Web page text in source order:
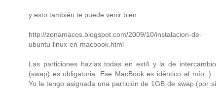
y esto también te puede venir bien:
http://zonamacos.blogspot.com/2009/10/instalacion-de-
ubuntu-linux-en-macbook.html
Las particiones hazlas todas en ext4 y la de intercambio
(swap) es obligatoria. Ese MacBook es idéntico al mío :) .
Yo le tengo asignada una partición de 1GB de swap (por si